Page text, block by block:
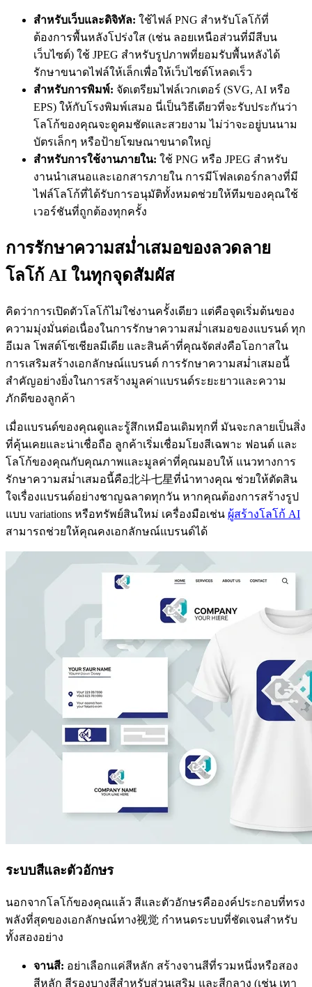
สำหรับเว็บและดิจิทัล: ใช้ไฟล์ PNG สำหรับโลโก้ที่
ต้องการพื้นหลังโปร่งใส (เช่น ลอยเหนือส่วนที่มีสีบน
เว็บไซต์) ใช้ JPEG สำหรับรูปภาพที่ยอมรับพื้นหลังได้
รักษาขนาดไฟล์ให้เล็กเพื่อให้เว็บไซต์โหลดเร็ว
สำหรับการพิมพ์: จัดเตรียมไฟล์เวกเตอร์ (SVG, AI หรือ
EPS) ให้กับโรงพิมพ์เสมอ นี่เป็นวิธีเดียวที่จะรับประกันว่า
โลโก้ของคุณจะดูคมชัดและสวยงาม ไม่ว่าจะอยู่บนนาม
บัตรเล็กๆ หรือป้ายโฆษณาขนาดใหญ่
สำหรับการใช้งานภายใน: ใช้ PNG หรือ JPEG สำหรับ
งานนำเสนอและเอกสารภายใน การมีโฟลเดอร์กลางที่มี
ไฟล์โลโก้ที่ได้รับการอนุมัติทั้งหมดช่วยให้ทีมของคุณใช้
เวอร์ชันที่ถูกต้องทุกครั้ง
การรักษาความสม่ำเสมอของลวดลาย
โลโก้ AI ในทุกจุดสัมผัส
คิดว่าการเปิดตัวโลโก้ไม่ใช่งานครั้งเดียว แต่คือจุดเริ่มต้นของ
ความมุ่งมั่นต่อเนื่องในการรักษาความสม่ำเสมอของแบรนด์ ทุก
อีเมล โพสต์โซเชียลมีเดีย และสินค้าที่คุณจัดส่งคือโอกาสใน
การเสริมสร้างเอกลักษณ์แบรนด์ การรักษาความสม่ำเสมอนี้
สำคัญอย่างยิ่งในการสร้างมูลค่าแบรนด์ระยะยาวและความ
ภักดีของลูกค้า
เมื่อแบรนด์ของคุณดูและรู้สึกเหมือนเดิมทุกที่ มันจะกลายเป็นสิ่ง
ที่คุ้นเคยและน่าเชื่อถือ ลูกค้าเริ่มเชื่อมโยงสีเฉพาะ ฟอนต์ และ
โลโก้ของคุณกับคุณภาพและมูลค่าที่คุณมอบให้ แนวทางการ
รักษาความสม่ำเสมอนี้คือ北斗七星ที่นำทางคุณ ช่วยให้ตัดสิน
ใจเรื่องแบรนด์อย่างชาญฉลาดทุกวัน หากคุณต้องการสร้างรูป
แบบ variations หรือทรัพย์สินใหม่ เครื่องมือเช่น ผู้สร้างโลโก้ AI
สามารถช่วยให้คุณคงเอกลักษณ์แบรนด์ได้
ระบบสีและตัวอักษร
นอกจากโลโก้ของคุณแล้ว สีและตัวอักษรคือองค์ประกอบที่ทรง
พลังที่สุดของเอกลักษณ์ทาง视觉 กำหนดระบบที่ชัดเจนสำหรับ
ทั้งสองอย่าง
จานสี: อย่าเลือกแค่สีหลัก สร้างจานสีที่รวมหนึ่งหรือสอง
สีหลัก สีรองบางสีสำหรับส่วนเสริม และสีกลาง (เช่น เทา